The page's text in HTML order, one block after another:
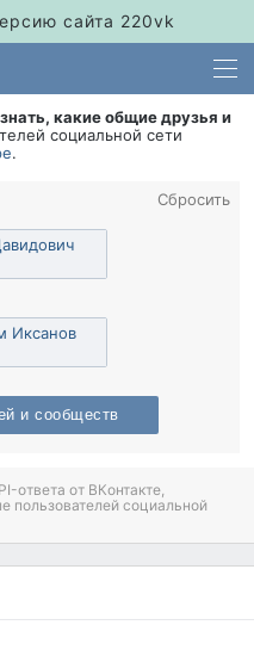
сайта 220vk
какие общие друзья и
социальной сети
.
Сбросить
Иксано
и сообщест
ответа от ВКонтакте,
пользователей социальной